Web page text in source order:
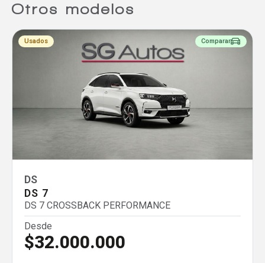
Otros modelos
Usados Comparar
DS
DS 7
DS 7 CROSSBACK PERFORMANCE
Desde
$32.000.000
Agregar un vehículo
Comparar
Eliminar todos